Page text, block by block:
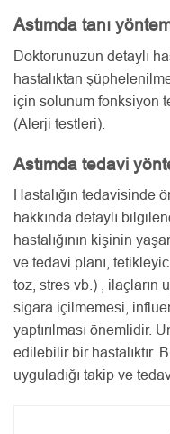
Astımda tanı
Doktorunuzun detaylı
hastalıktan
için solunum fonksiyon
(Alerji testleri).
Astımda tedavi
Hastalığın tedavisinde
hakkında detaylı
hastalığının kişinin
ve tedavi planı,
toz, stres vb.) , ilaçların
sigara içilmemesi,
yaptırılması önemlidir.
edilebilir bir hastalıktır.
uyguladığı takip ve